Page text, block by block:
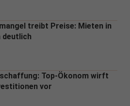
treibt Preise: Mieten in
deutlich
Top-Ökonom wirft
vor